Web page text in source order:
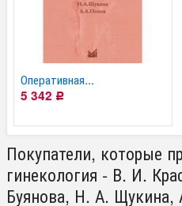
Оперативная...
5 342 Р
Покупатели, которые
гинекология - В. И.
Буянова, Н. А.